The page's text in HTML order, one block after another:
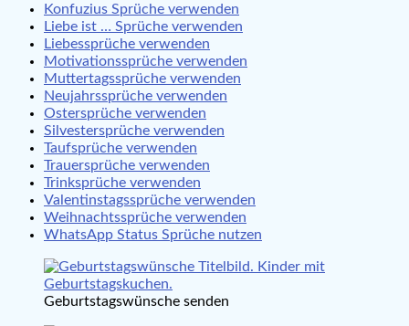
Konfuzius Sprüche verwenden
Liebe ist … Sprüche verwenden
Liebessprüche verwenden
Motivationssprüche verwenden
Muttertagssprüche verwenden
Neujahrssprüche verwenden
Ostersprüche verwenden
Silvestersprüche verwenden
Taufsprüche verwenden
Trauersprüche verwenden
Trinksprüche verwenden
Valentinstagssprüche verwenden
Weihnachtssprüche verwenden
WhatsApp Status Sprüche nutzen
Geburtstagswünsche senden